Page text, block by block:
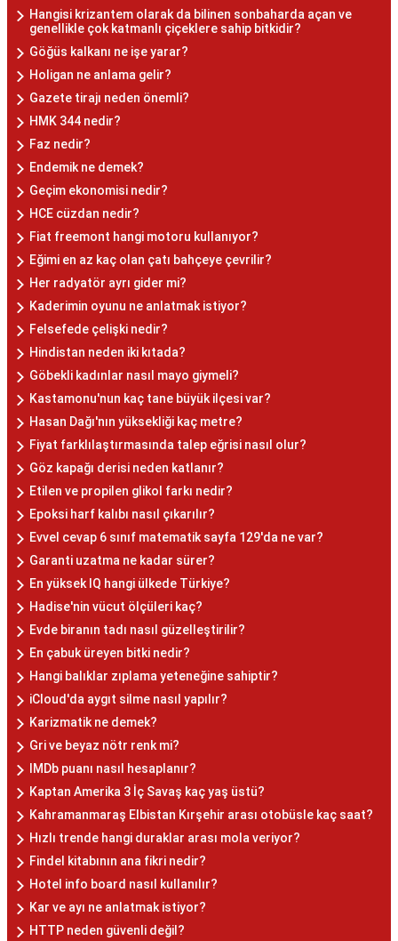
Hangisi krizantem olarak da bilinen sonbaharda açan ve
genellikle çok katmanlı çiçeklere sahip bitkidir?
Göğüs kalkanı ne işe yarar?
Holigan ne anlama gelir?
Gazete tirajı neden önemli?
HMK 344 nedir?
Faz nedir?
Endemik ne demek?
Geçim ekonomisi nedir?
HCE cüzdan nedir?
Fiat freemont hangi motoru kullanıyor?
Eğimi en az kaç olan çatı bahçeye çevrilir?
Her radyatör ayrı gider mi?
Kaderimin oyunu ne anlatmak istiyor?
Felsefede çelişki nedir?
Hindistan neden iki kıtada?
Göbekli kadınlar nasıl mayo giymeli?
Kastamonu'nun kaç tane büyük ilçesi var?
Hasan Dağı'nın yüksekliği kaç metre?
Fiyat farklılaştırmasında talep eğrisi nasıl olur?
Göz kapağı derisi neden katlanır?
Etilen ve propilen glikol farkı nedir?
Epoksi harf kalıbı nasıl çıkarılır?
Evvel cevap 6 sınıf matematik sayfa 129'da ne var?
Garanti uzatma ne kadar sürer?
En yüksek IQ hangi ülkede Türkiye?
Hadise'nin vücut ölçüleri kaç?
Evde biranın tadı nasıl güzelleştirilir?
En çabuk üreyen bitki nedir?
Hangi balıklar zıplama yeteneğine sahiptir?
iCloud'da aygıt silme nasıl yapılır?
Karizmatik ne demek?
Gri ve beyaz nötr renk mi?
IMDb puanı nasıl hesaplanır?
Kaptan Amerika 3 İç Savaş kaç yaş üstü?
Kahramanmaraş Elbistan Kırşehir arası otobüsle kaç saat?
Hızlı trende hangi duraklar arası mola veriyor?
Findel kitabının ana fikri nedir?
Hotel info board nasıl kullanılır?
Kar ve ayı ne anlatmak istiyor?
HTTP neden güvenli değil?